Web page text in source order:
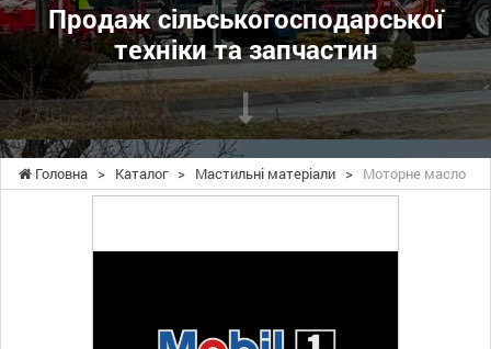
Продаж сільськогосподарської
техніки та запчастин
Головна > Каталог > Мастильні матеріали > Моторне масло